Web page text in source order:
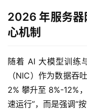
2026 年服务器
心机制
随着 AI 大模型训练
（NIC）作为数据吞
2% 攀升至 8%-12%
速运行”，而是强调“按